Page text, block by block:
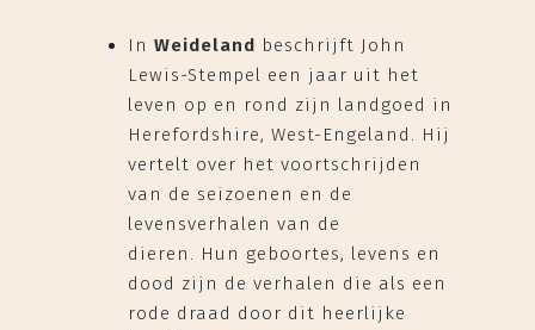
InWeideland beschrijft John
Lewis-Stempel een jaar uit het
leven op en rond zijn landgoed in
Herefordshire, West-Engeland. Hij
vertelt over het voortschrijden
van de seizoenen en de
levensverhalen van de
dieren. Hun geboortes, levens en
dood zijn de verhalen die als een
rode draad door dit heerlijke